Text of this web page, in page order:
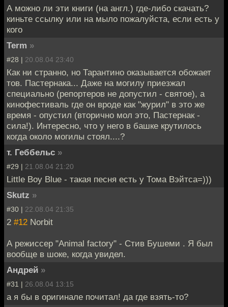
А можно ли эти книги (на англ.) где-либо скачать?
киньте ссылку или на мыло пожалуйста, если есть у
кого
Term »
#28 | 20.08.04 23:40
Как ни странно, но Тарантино оказывается обожает
тов. Пастернака... Даже на могилу приезжал
специально (репортеров не допустил - святое), а
кинофестиваль где он вроде как "журил" в это же
время - опустил (вторично мол это, Пастернак -
сила!). Интересно, что у него в башке крутилось
когда около могилы стоял....?
т. Геббельс »
#29 | 21.08.04 21:20
Little Boy Blue - такая песня есть у Тома Вэйтса=)))
Skutz »
#30 | 22.08.04 21:35
2 #12 Norbit
А режиссер "Animal factory" - Стив Бушеми . Я был
вообще в шоке, когда увидел.
Андрей »
#31 | 26.08.04 13:15
а я бы в оригинале почитал! да где взять-то?